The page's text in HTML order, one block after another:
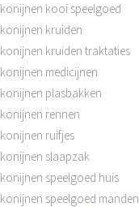
konijnen kooi speelgoed
konijnen kruiden
konijnen kruiden traktaties
konijnen medicijnen
konijnen plasbakken
konijnen rennen
konijnen ruifjes
konijnen slaapzak
konijnen speelgoed huis
konijnen speelgoed manden